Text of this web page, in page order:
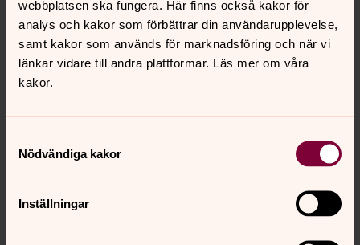
webbplatsen ska fungera. Här finns också kakor för
analys och kakor som förbättrar din användarupplevelse,
samt kakor som används för marknadsföring och när vi
länkar vidare till andra plattformar. Läs mer om våra
kakor.
Nödvändiga kakor
Inställningar
Vid barndop är det ofta faddern som bär barnet fram till
dopet. Det är också vanligt att faddern medverkar vid
dopet med exempelvis ljuständning eller textläsning.
Rätt att döpa ett barn
döpa det. Men en del frågar sig om det är rätt – borde
Vill du titta i församlingens doptidning?